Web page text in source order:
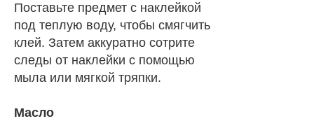
Поставьте предмет с наклейкой
под теплую воду, чтобы смягчить
клей. Затем аккуратно сотрите
следы от наклейки с помощью
мыла или мягкой тряпки.
Масло